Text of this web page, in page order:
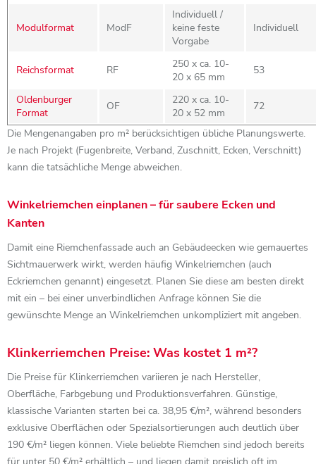
Modulformat ModF
Individuell /
keine feste
Vorgabe
Individuell
Reichsformat RF
250 x ca. 10-
20 x 65 mm
53
Oldenburger
Format
OF
220 x ca. 10-
20 x 52 mm
72
Die Mengenangaben pro m² berücksichtigen übliche Planungswerte.
Je nach Projekt (Fugenbreite, Verband, Zuschnitt, Ecken, Verschnitt)
kann die tatsächliche Menge abweichen.
Winkelriemchen einplanen – für saubere Ecken und
Kanten
Damit eine Riemchenfassade auch an Gebäudeecken wie gemauertes
Sichtmauerwerk wirkt, werden häufig Winkelriemchen (auch
Eckriemchen genannt) eingesetzt. Planen Sie diese am besten direkt
mit ein – bei einer unverbindlichen Anfrage können Sie die
gewünschte Menge an Winkelriemchen unkompliziert mit angeben.
Klinkerriemchen Preise: Was kostet 1 m²?
Die Preise für Klinkerriemchen variieren je nach Hersteller,
Oberfläche, Farbgebung und Produktionsverfahren. Günstige,
klassische Varianten starten bei ca. 38,95 €/m², während besonders
exklusive Oberflächen oder Spezialsortierungen auch deutlich über
190 €/m² liegen können. Viele beliebte Riemchen sind jedoch bereits